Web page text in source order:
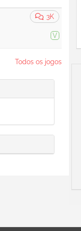
3K
V
Todos os jogos